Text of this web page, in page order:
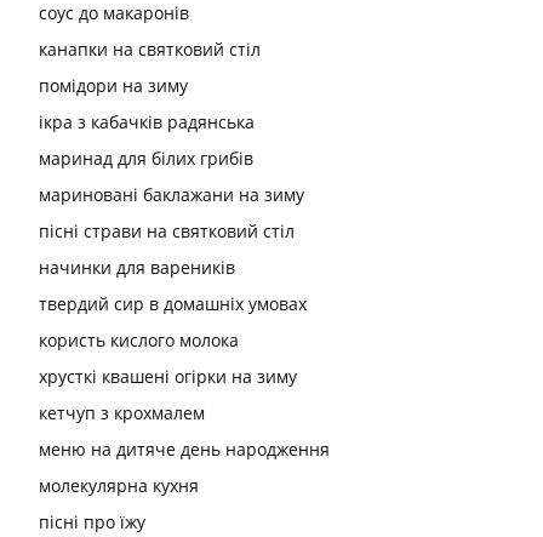
соус до макаронів
канапки на святковий стіл
помідори на зиму
ікра з кабачків радянська
маринад для білих грибів
мариновані баклажани на зиму
пісні страви на святковий стіл
начинки для вареників
твердий сир в домашніх умовах
користь кислого молока
хрусткі квашені огірки на зиму
кетчуп з крохмалем
меню на дитяче день народження
молекулярна кухня
пісні про їжу